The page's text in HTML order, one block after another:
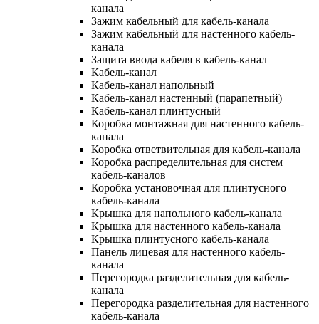
канала
Зажим кабельный для кабель-канала
Зажим кабельный для настенного кабель-
канала
Защита ввода кабеля в кабель-канал
Кабель-канал
Кабель-канал напольный
Кабель-канал настенный (парапетный)
Кабель-канал плинтусный
Коробка монтажная для настенного кабель-
канала
Коробка ответвительная для кабель-канала
Коробка распределительная для систем
кабель-каналов
Коробка установочная для плинтусного
кабель-канала
Крышка для напольного кабель-канала
Крышка для настенного кабель-канала
Крышка плинтусного кабель-канала
Панель лицевая для настенного кабель-
канала
Перегородка разделительная для кабель-
канала
Перегородка разделительная для настенного
кабель-канала